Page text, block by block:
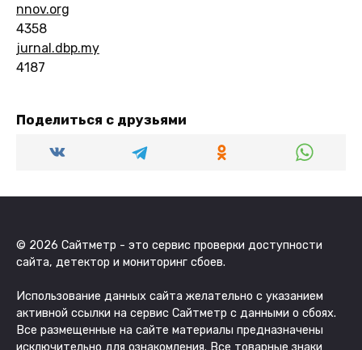
nnov.org
4358
jurnal.dbp.my
4187
Поделиться с друзьями
© 2026 Сайтметр - это сервис проверки доступности
сайта, детектор и мониторинг сбоев.
Использование данных сайта желательно с указанием
активной ссылки на сервис Сайтметр с данными о сбоях.
Все размещенные на сайте материалы предназначены
исключительно для ознакомления. Все товарные знаки